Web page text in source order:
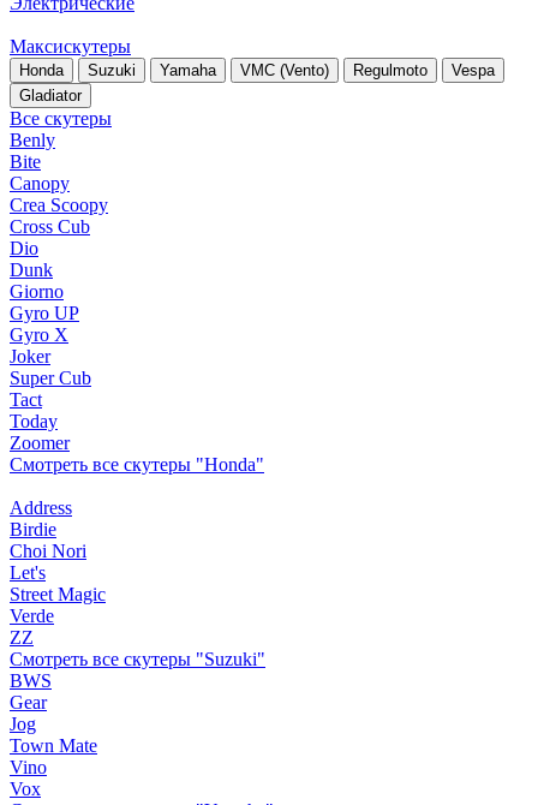
Максискутеры
Honda Suzuki Yamaha VMC (Vento) Regulmoto
Vespa
Gladiator
Все скутеры
Benly
Bite
Canopy
Crea Scoopy
Cross Cub
Dio
Dunk
Giorno
Gyro UP
Gyro X
Joker
Super Cub
Tact
Today
Zoomer
Смотреть все скутеры "Honda"
Address
Birdie
Choi Nori
Let's
Street Magic
Verde
ZZ
Смотреть все скутеры "Suzuki"
BWS
Gear
Jog
Town Mate
Vino
Vox